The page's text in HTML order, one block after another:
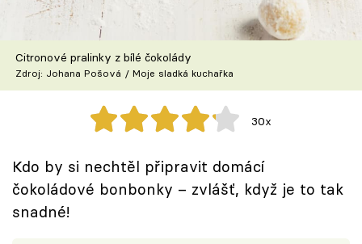
Škola vaření
Recepty z TV
Speciál: Cuketa
Těhotnej kuchař
Sledujte prima+
Přihlášení
Citronové pralinky z bílé čokolády
Zdroj: Johana Pošová / Moje sladká kuchařka
30x
Kdo by si nechtěl připravit domácí
čokoládové bonbonky – zvlášť, když je to tak
snadné!